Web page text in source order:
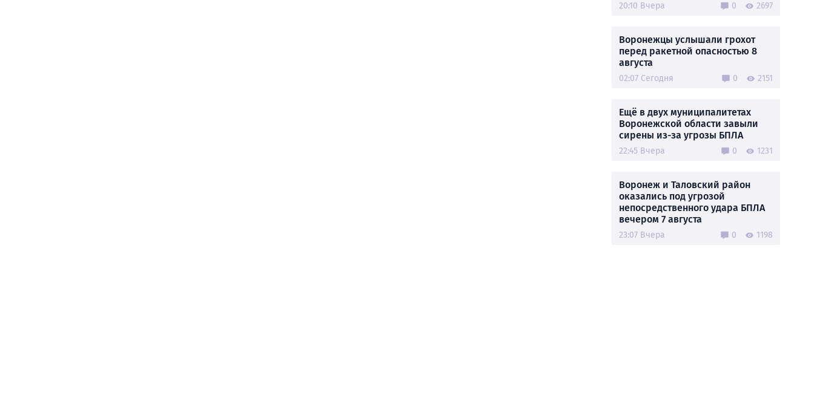
20:10 Вчера 0 2697
Воронежцы услышали грохот
перед ракетной опасностью 8
августа
02:07 Сегодня 0 2151
Ещё в двух муниципалитетах
Воронежской области завыли
сирены из-за угрозы БПЛА
22:45 Вчера 0 1231
Воронеж и Таловский район
оказались под угрозой
непосредственного удара БПЛА
вечером 7 августа
23:07 Вчера 0 1198